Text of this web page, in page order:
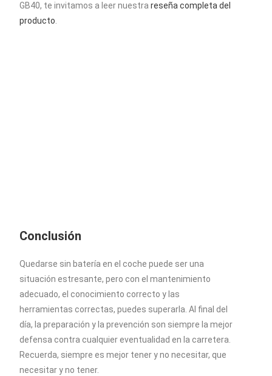
GB40, te invitamos a leer nuestrareseña completa del
producto.
Conclusión
Quedarse sin batería en el coche puede ser una
situación estresante, pero con el mantenimiento
adecuado, el conocimiento correcto y las
herramientas correctas, puedes superarla. Al final del
día, la preparación y la prevención son siempre la mejor
defensa contra cualquier eventualidad en la carretera.
Recuerda, siempre es mejor tener y no necesitar, que
necesitar y no tener.